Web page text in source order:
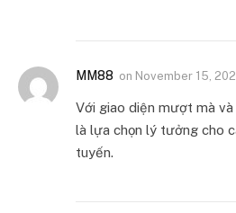
MM88 on November 15,
Với giao diện mượt mà và
là lựa chọn lý tưởng cho
tuyến.